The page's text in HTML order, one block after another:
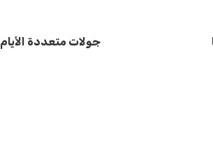
جولات متعددة الأيام